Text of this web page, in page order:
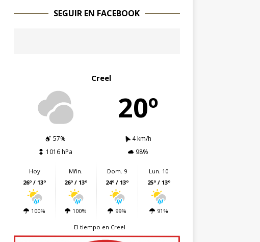
SEGUIR EN FACEBOOK
Creel
20º
57%
4 km/h
1016 hPa
98%
Hoy
26º / 13º
100%
Mñn.
26º / 13º
100%
Dom. 9
24º / 13º
99%
Lun. 10
25º / 13º
91%
El tiempo en Creel